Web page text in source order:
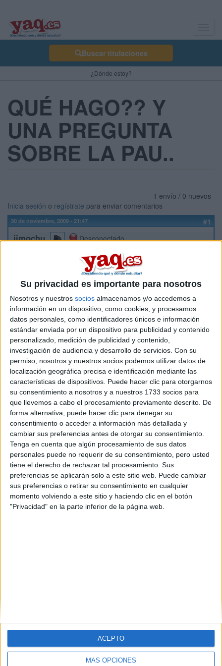
Su privacidad es importante para nosotros
Nosotros y nuestros socios almacenamos y/o accedemos a
información en un dispositivo, como cookies, y procesamos
datos personales, como identificadores únicos e información
estándar enviada por un dispositivo para publicidad y contenido
personalizado, medición de publicidad y contenido,
investigación de audiencia y desarrollo de servicios. Con su
permiso, nosotros y nuestros socios podemos utilizar datos de
localización geográfica precisa e identificación mediante las
características de dispositivos. Puede hacer clic para otorgarnos
su consentimiento a nosotros y a nuestros 1733 socios para
que llevemos a cabo el procesamiento previamente descrito. De
forma alternativa, puede hacer clic para denegar su
consentimiento o acceder a información más detallada y
cambiar sus preferencias antes de otorgar su consentimiento.
Tenga en cuenta que algún procesamiento de sus datos
personales puede no requerir de su consentimiento, pero usted
tiene el derecho de rechazar tal procesamiento. Sus
preferencias se aplicarán solo a este sitio web. Puede cambiar
sus preferencias o retirar su consentimiento en cualquier
momento volviendo a este sitio y haciendo clic en el botón
"Privacidad" en la parte inferior de la página web.
MÁS OPCIONES
ACEPTO
Buscar titulaciones
¿Dónde estoy?
QUÉ HAGO?? Y
UNA PREGUNTA
SOBRE LA PAU..
1 envío / 0 nuevos
Inicia sesión o regístrate para enviar comentarios
30 de noviembre, 2009 - 21:47 #1
jimochu
Desconectado
Hola! Bueno quería ver si alguien me podía contestar a dos
preguntas q no tengo muy claras...
1) Me gustaría terminar trabajando como productora
radiofónica pero no tengo muy claro la carrera, comunicación
audiovisual o periodismo??
2) Nos han comentado en clase q ahora para determinadas
carreras, tendrán más valor algunas asignaturas de una
modalidad de un bachiller q de otro. x ej, valdrán más las
mates del tecnológico q el griego del d humanidades, es
verdad??
a ver si me podéis aclarar un poco, muchas gracias! :)
Inicio
Etiquetas: La universidad - un mundo